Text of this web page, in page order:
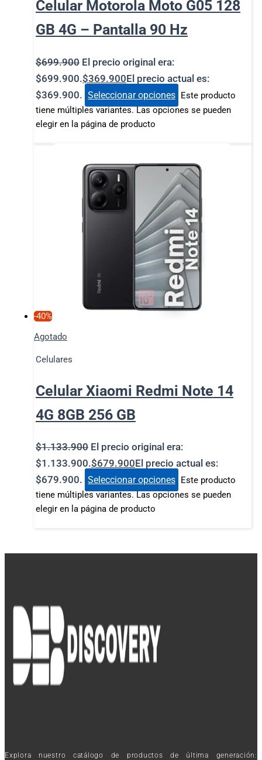
Celular Motorola Moto G05 128
GB 4G – Pantalla 90 Hz
$699.900 El precio original era:
$699.900.$369.900El precio actual es:
$369.900. Seleccionar opciones Este producto
tiene múltiples variantes. Las opciones se pueden
elegir en la página de producto
-40%
Agotado
Celulares
Celular Xiaomi Redmi Note 14
4G 8GB 256 GB
$1.133.900 El precio original era:
$1.133.900.$679.900El precio actual es:
$679.900. Seleccionar opciones Este producto
tiene múltiples variantes. Las opciones se pueden
elegir en la página de producto
Explora nuestro catálogo de productos de última generación: